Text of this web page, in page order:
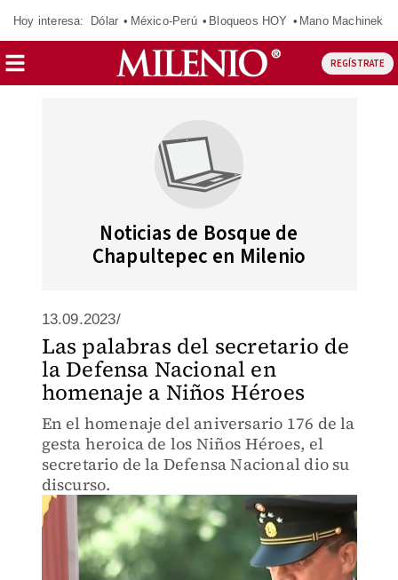
Hoy interesa: Dólar México-Perú Bloqueos HOY Mano Machinek
REGÍSTRATE
Noticias de Bosque de
Chapultepec en Milenio
13.09.2023/
Las palabras del secretario de
la Defensa Nacional en
homenaje a Niños Héroes
En el homenaje del aniversario 176 de la
gesta heroica de los Niños Héroes, el
secretario de la Defensa Nacional dio su
discurso.